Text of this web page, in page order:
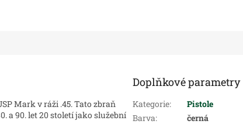
Mark v ráži .45. Tato zbraň
a 90. let 20 století jako služební
Doplňkové parametry
Kategorie:
Pistole
Barva:
černá